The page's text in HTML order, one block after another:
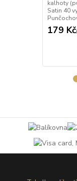
kalhoty
Satin 40
179 Kč/